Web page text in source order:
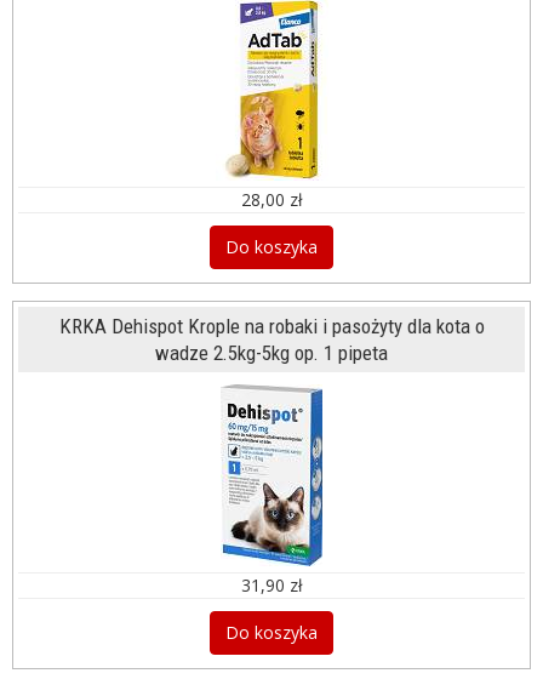
28,00 zł
Do koszyka
KRKA Dehispot Krople na robaki i pasożyty dla kota o
wadze 2.5kg-5kg op. 1 pipeta
31,90 zł
Do koszyka